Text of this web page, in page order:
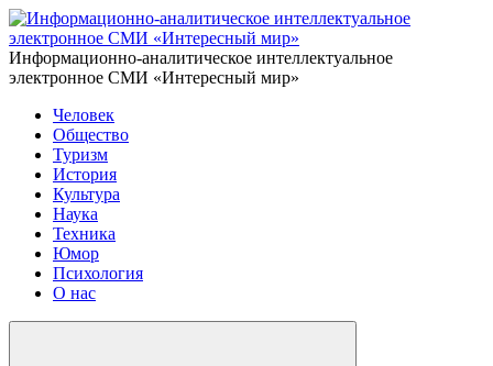
Информационно-аналитическое интеллектуальное
электронное СМИ «Интересный мир»
Человек
Общество
Туризм
История
Культура
Наука
Техника
Юмор
Психология
О нас